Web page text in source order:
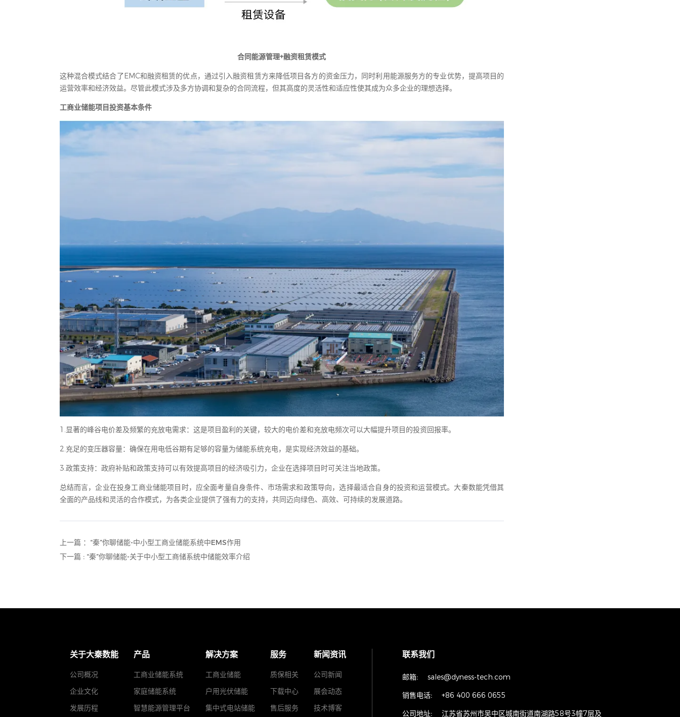
合同能源管理+融资租赁模式
这种混合模式结合了EMC和融资租赁的优点，通过引入融资租赁方来降低项目各方的资金压力，同时利用能源服务方的专业优势，提高项目的
运营效率和经济效益。尽管此模式涉及多方协调和复杂的合同流程，但其高度的灵活性和适应性使其成为众多企业的理想选择。
工商业储能项目投资基本条件
1.显著的峰谷电价差及频繁的充放电需求：这是项目盈利的关键，较大的电价差和充放电频次可以大幅提升项目的投资回报率。
2.充足的变压器容量：确保在用电低谷期有足够的容量为储能系统充电，是实现经济效益的基础。
3.政策支持：政府补贴和政策支持可以有效提高项目的经济吸引力，企业在选择项目时可关注当地政策。
总结而言，企业在投身工商业储能项目时，应全面考量自身条件、市场需求和政策导向，选择最适合自身的投资和运营模式。大秦数能凭借其
全面的产品线和灵活的合作模式，为各类企业提供了强有力的支持，共同迈向绿色、高效、可持续的发展道路。
上一篇 ：“秦”你聊储能-中小型工商业储能系统中EMS作用
下一篇 : “秦”你聊储能-关于中小型工商储系统中储能效率介绍
关于大秦数能
公司概况
企业文化
发展历程
产品
工商业储能系统
家庭储能系统
智慧能源管理平台
解决方案
工商业储能
户用光伏储能
集中式电站储能
服务
质保相关
下载中心
售后服务
新闻资讯
公司新闻
展会动态
技术博客
联系我们
邮箱:
sales@dyness-tech.com
销售电话:
+86 400 666 0655
公司地址:
江苏省苏州市吴中区城南街道南湖路58号3幢7层及